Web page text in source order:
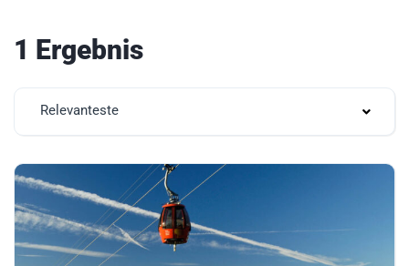
1 Ergebnis
Relevanteste